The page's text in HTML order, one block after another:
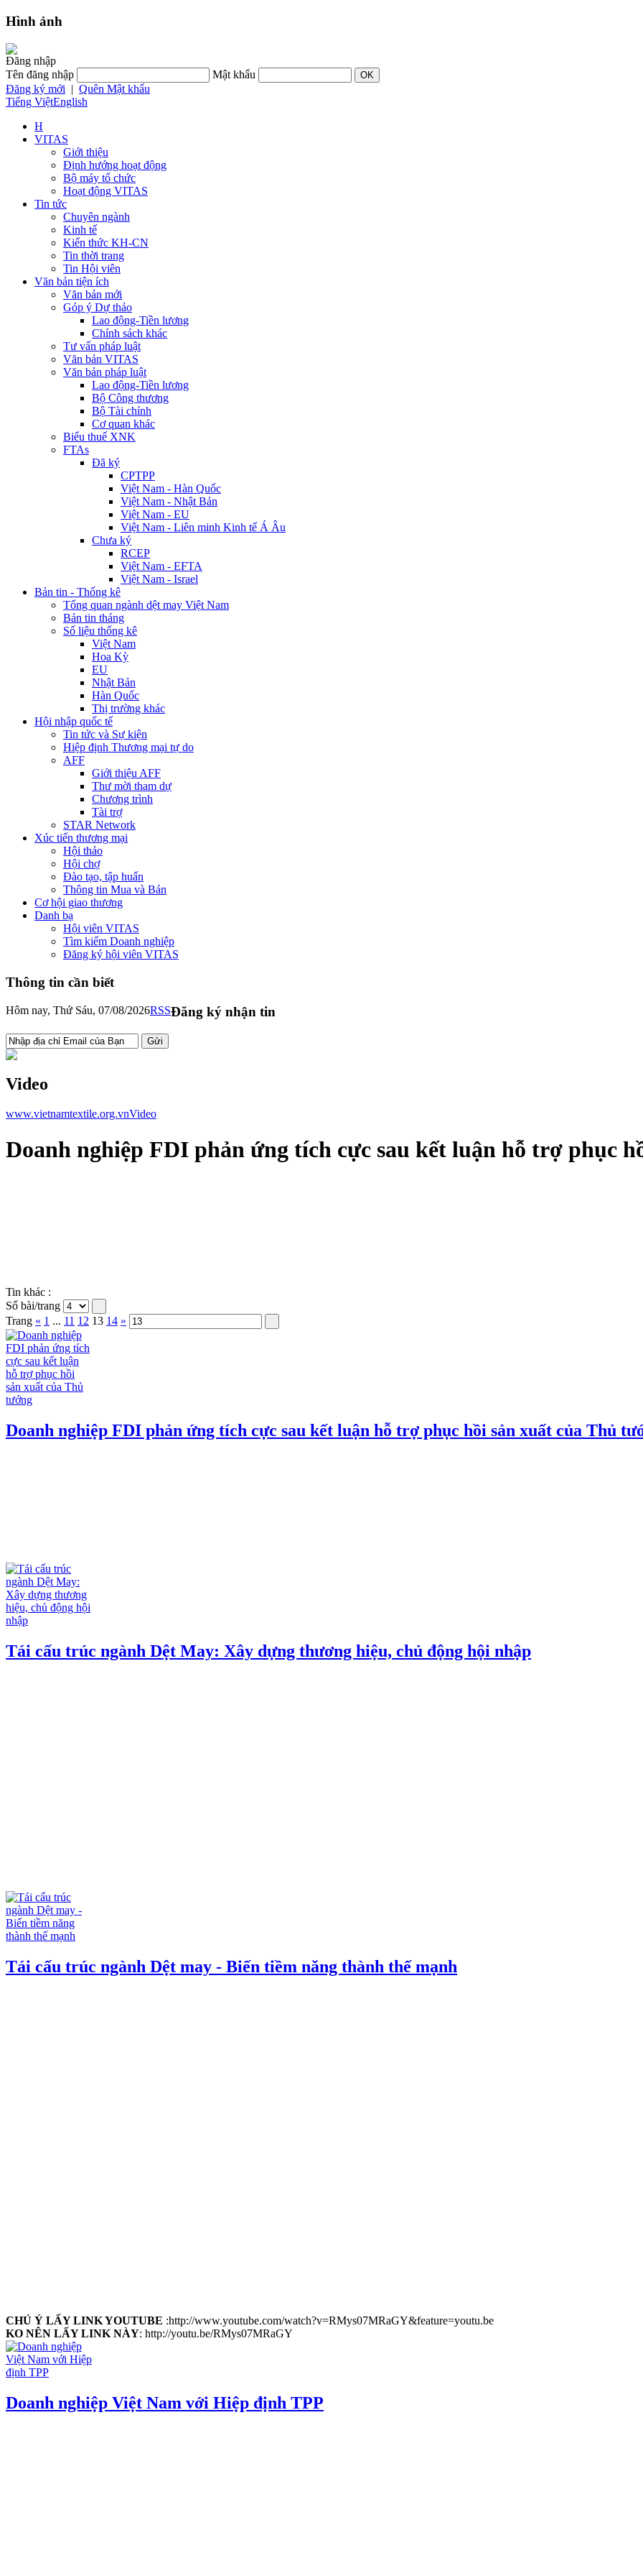
Hình ảnh
Đăng nhập
Tên đăng nhập
Mật khẩu
Đăng ký mới | Quên Mật khẩu
Tiếng ViệtEnglish
H
VITAS
Giới thiệu
Định hướng hoạt động
Bộ máy tổ chức
Hoạt động VITAS
Tin tức
Chuyên ngành
Kinh tế
Kiến thức KH-CN
Tin thời trang
Tin Hội viên
Văn bản tiện ích
Văn bản mới
Góp ý Dự thảo
Lao động-Tiền lương
Chính sách khác
Tư vấn pháp luật
Văn bản VITAS
Văn bản pháp luật
Lao động-Tiền lương
Bộ Công thương
Bộ Tài chính
Cơ quan khác
Biểu thuế XNK
FTAs
Đã ký
CPTPP
Việt Nam - Hàn Quốc
Việt Nam - Nhật Bản
Việt Nam - EU
Việt Nam - Liên minh Kinh tế Á Âu
Chưa ký
RCEP
Việt Nam - EFTA
Việt Nam - Israel
Bản tin - Thống kê
Tổng quan ngành dệt may Việt Nam
Bản tin tháng
Số liệu thống kê
Việt Nam
Hoa Kỳ
EU
Nhật Bản
Hàn Quốc
Thị trường khác
Hội nhập quốc tế
Tin tức và Sự kiện
Hiệp định Thương mại tự do
AFF
Giới thiệu AFF
Thư mời tham dự
Chương trình
Tài trợ
STAR Network
Xúc tiến thương mại
Hội thảo
Hội chợ
Đào tạo, tập huấn
Thông tin Mua và Bán
Cơ hội giao thương
Danh bạ
Hội viên VITAS
Tìm kiếm Doanh nghiệp
Đăng ký hội viên VITAS
Thông tin cần biết
Hôm nay, Thứ Sáu, 07/08/2026RSSĐăng ký nhận tin
Video
www.vietnamtextile.org.vnVideo
Doanh nghiệp FDI phản ứng tích cực sau kết luận hỗ trợ phục
Tin khác :
Số bài/trang
Trang « 1 ... 11 12 13 14 »
Doanh nghiệp FDI phản ứng tích cực sau kết luận hỗ trợ phục hồi sản xuất của Thủ
Tái cấu trúc ngành Dệt May: Xây dựng thương hiệu, chủ động hội nhập
Tái cấu trúc ngành Dệt may - Biến tiềm năng thành thế mạnh
CHÚ Ý LẤY LINK YOUTUBE :http://www.youtube.com/watch?v=RMys07MRaGY&feature=youtu.be
KO NÊN LẤY LINK NÀY: http://youtu.be/RMys07MRaGY
Doanh nghiệp Việt Nam với Hiệp định TPP